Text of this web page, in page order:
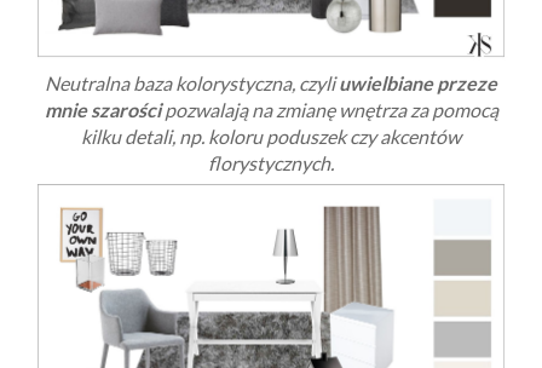
Neutralna baza kolorystyczna, czyliuwielbiane przeze
mnie szarościpozwalają na zmianę wnętrza za pomocą
kilku detali, np. koloru poduszek czy akcentów
florystycznych.